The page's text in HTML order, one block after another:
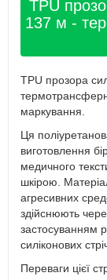
TPU
137 м -
TPU прозора
маркування.
Ця
виготовлення
медичного
шкірою.
агресивних
здійснюють
застосуванням
силіконових
Переваги цієї